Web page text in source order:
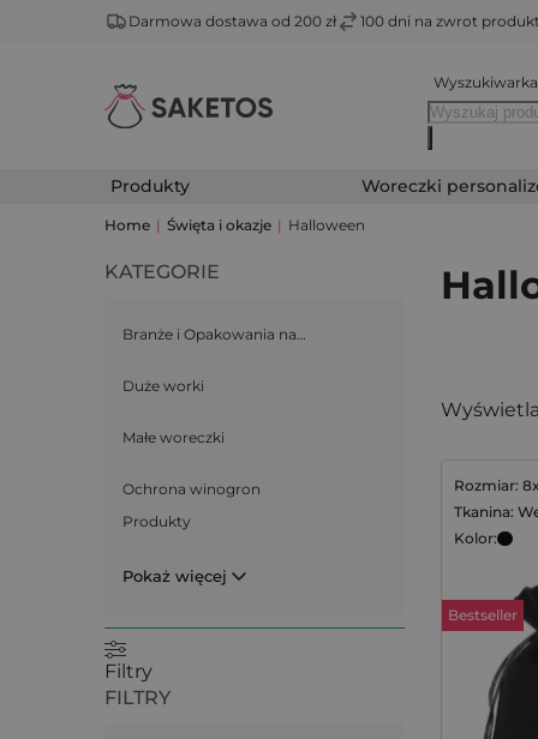
Darmowa dostawa od 200 zł 100 dni na zwrot
Produkty Woreczki
Home | Święta i okazje | Halloween
KATEGORIE
Branże i Opakowania na…
Duże worki
Małe woreczki
Ochrona winogron
Produkty
Pokaż więcej
Filtry
FILTRY
Rozmiar:
Tkanina:
Kolor:
Bestseller